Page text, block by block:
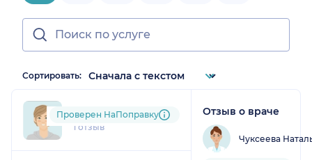
Сортировать:
suh....@....ru
1 отзыв
Проверен НаПоправку Отзыв о враче
Чуксеева